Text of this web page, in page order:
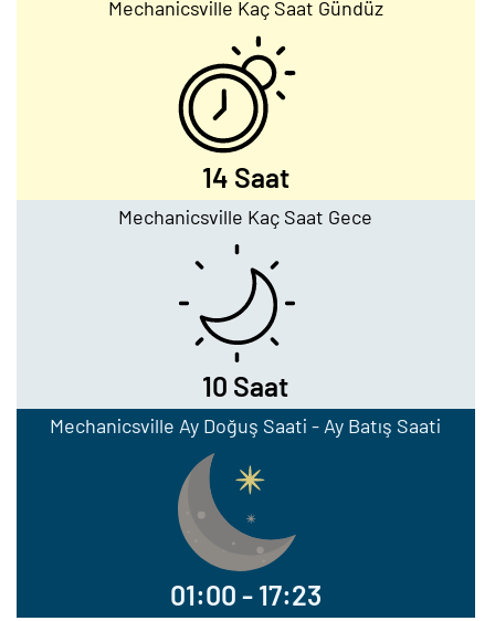
Mechanicsville Kaç Saat Gündüz
14 Saat
Mechanicsville Kaç Saat Gece
10 Saat
Mechanicsville Ay Doğuş Saati - Ay Batış Saati
01:00 - 17:23